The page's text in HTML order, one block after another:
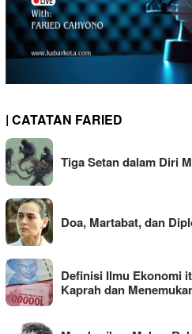
| CATATAN FARIED
Tiga Setan dalam Diri
Doa, Martabat, dan
Definisi Ilmu Ekonomi
Kaprah dan